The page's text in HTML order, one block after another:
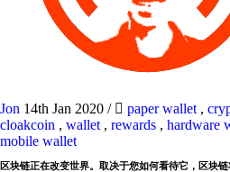
Jon 14th Jan 2020 / paper wallet ,
cloakcoin , wallet , rewards , hardware
mobile wallet
区块链正在改变世界。取决于您如何看待它，区块